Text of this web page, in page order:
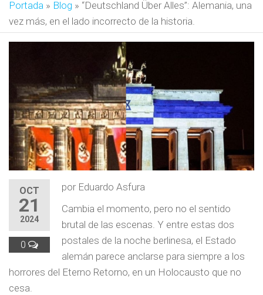
Portada » Blog » “Deutschland Über Alles”: Alemania, una
vez más, en el lado incorrecto de la historia.
OCT
21
2024
0
por Eduardo Asfura
Cambia el momento, pero no el sentido
brutal de las escenas. Y entre estas dos
postales de la noche berlinesa, el Estado
alemán parece anclarse para siempre a los
horrores del Eterno Retorno, en un Holocausto que no
cesa.